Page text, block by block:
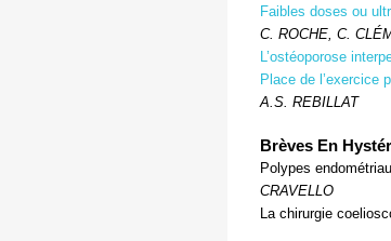
Faibles doses ou
C. ROCHE, C.
L’ostéoporose
Place de l’exercice
A.S. REBILLAT
Brèves En
Polypes
CRAVELLO
La chirurgie